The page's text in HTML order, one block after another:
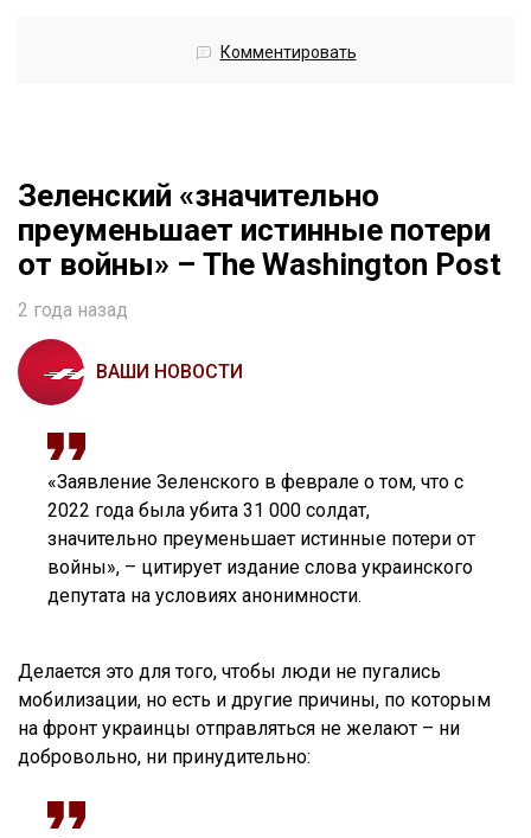
Комментировать
Зеленский «значительно
преуменьшает истинные потери
от войны» – The Washington Post
2 года назад
ВАШИ НОВОСТИ
«Заявление Зеленского в феврале о том, что с
2022 года была убита 31 000 солдат,
значительно преуменьшает истинные потери от
войны», – цитирует издание слова украинского
депутата на условиях анонимности.
Делается это для того, чтобы люди не пугались
мобилизации, но есть и другие причины, по которым
на фронт украинцы отправляться не желают – ни
добровольно, ни принудительно: